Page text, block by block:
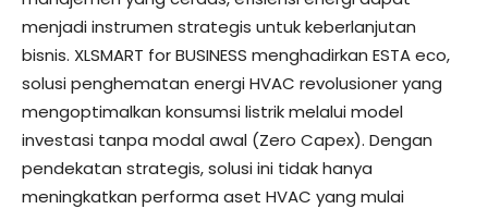
menjadi instrumen strategis untuk keberlanjutan
bisnis. XLSMART for BUSINESS menghadirkan ESTA eco,
solusi penghematan energi HVAC revolusioner yang
mengoptimalkan konsumsi listrik melalui model
investasi tanpa modal awal (Zero Capex). Dengan
pendekatan strategis, solusi ini tidak hanya
meningkatkan performa aset HVAC yang mulai